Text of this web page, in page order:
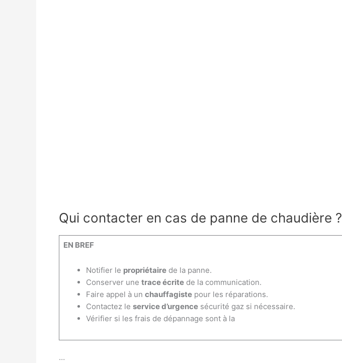
Qui contacter en cas de panne de chaudière ?
EN BREF
Notifier le propriétairede la panne.
Conserver une trace écritede la communication.
Faire appel à un chauffagistepour les réparations.
Contactez le service d’urgencesécurité gaz si nécessaire.
Vérifier si les frais de dépannage sont à la
…